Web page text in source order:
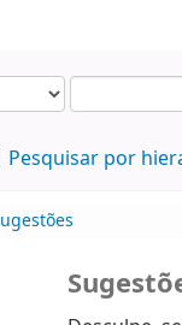
Pesquisar por